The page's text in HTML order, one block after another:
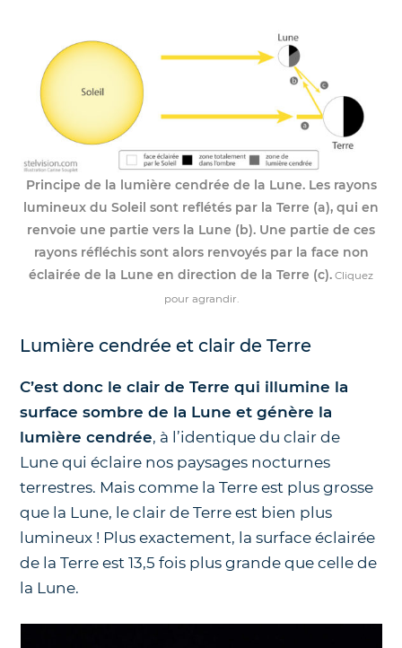
Principe de la lumière cendrée de la Lune. Les rayons
lumineux du Soleil sont reflétés par la Terre (a), qui en
renvoie une partie vers la Lune (b). Une partie de ces
rayons réfléchis sont alors renvoyés par la face non
éclairée de la Lune en direction de la Terre (c). Cliquez
pour agrandir.
Lumière cendrée et clair de Terre
C’est donc le clair de Terre qui illumine la
surface sombre de la Lune et génère la
lumière cendrée, à l’identique du clair de
Lune qui éclaire nos paysages nocturnes
terrestres. Mais comme la Terre est plus grosse
que la Lune, le clair de Terre est bien plus
lumineux ! Plus exactement, la surface éclairée
de la Terre est 13,5 fois plus grande que celle de
la Lune.